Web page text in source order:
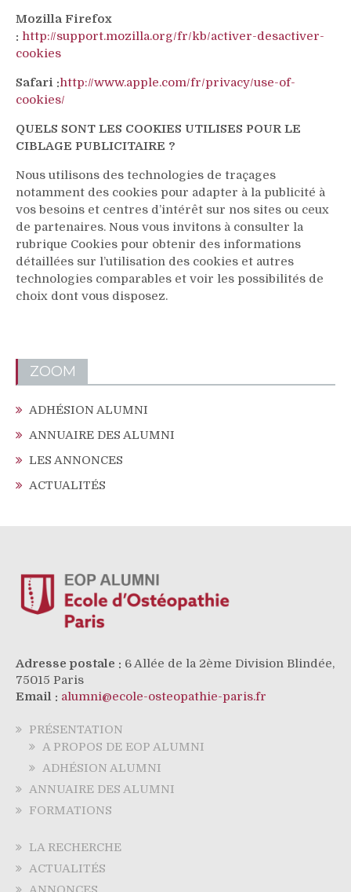
Mozilla Firefox
: http://support.mozilla.org/fr/kb/activer-desactiver-
cookies
Safari :http://www.apple.com/fr/privacy/use-of-
cookies/
QUELS SONT LES COOKIES UTILISES POUR LE
CIBLAGE PUBLICITAIRE ?
Nous utilisons des technologies de traçages
notamment des cookies pour adapter à la publicité à
vos besoins et centres d’intérêt sur nos sites ou ceux
de partenaires. Nous vous invitons à consulter la
rubrique Cookies pour obtenir des informations
détaillées sur l’utilisation des cookies et autres
technologies comparables et voir les possibilités de
choix dont vous disposez.
ZOOM
ADHÉSION ALUMNI
ANNUAIRE DES ALUMNI
LES ANNONCES
ACTUALITÉS
Adresse postale : 6 Allée de la 2ème Division Blindée,
75015 Paris
Email : alumni@ecole-osteopathie-paris.fr
PRÉSENTATION
A PROPOS DE EOP ALUMNI
ADHÉSION ALUMNI
ANNUAIRE DES ALUMNI
FORMATIONS
LA RECHERCHE
ACTUALITÉS